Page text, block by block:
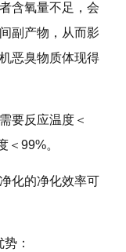
含氧量不足，会
副产物，从而影
恶臭物质体现得
要反应温度＜
99%。
化的净化效率可
：